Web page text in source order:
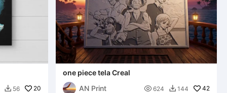
 56 20
one piece tela Creal
AN Print
 624  144 42